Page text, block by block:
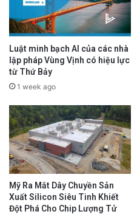
Luật minh bạch AI của các nhà
lập pháp Vùng Vịnh có hiệu lực
từ Thứ Bảy
1 week ago
Mỹ Ra Mắt Dây Chuyền Sản
Xuất Silicon Siêu Tinh Khiết
Đột Phá Cho Chip Lượng Tử